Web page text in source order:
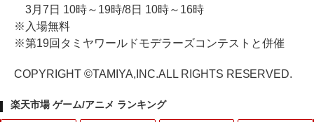
3月7日 10時～19時/8日 10時～16時
※入場無料
※第19回タミヤワールドモデラーズコンテストと併催
COPYRIGHT ©TAMIYA,INC.ALL RIGHTS RESERVED.
楽天市場 ゲーム/アニメ ランキング